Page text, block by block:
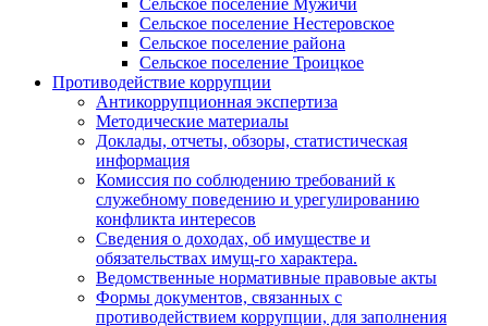
Сельское поселение Мужичи
Сельское поселение Нестеровское
Сельское поселение района
Сельское поселение Троицкое
Противодействие коррупции
Антикоррупционная экспертиза
Методические материалы
Доклады, отчеты, обзоры, статистическая
информация
Комиссия по соблюдению требований к
служебному поведению и урегулированию
конфликта интересов
Сведения о доходах, об имуществе и
обязательствах имущ-го характера.
Ведомственные нормативные правовые акты
Формы документов, связанных с
противодействием коррупции, для заполнения